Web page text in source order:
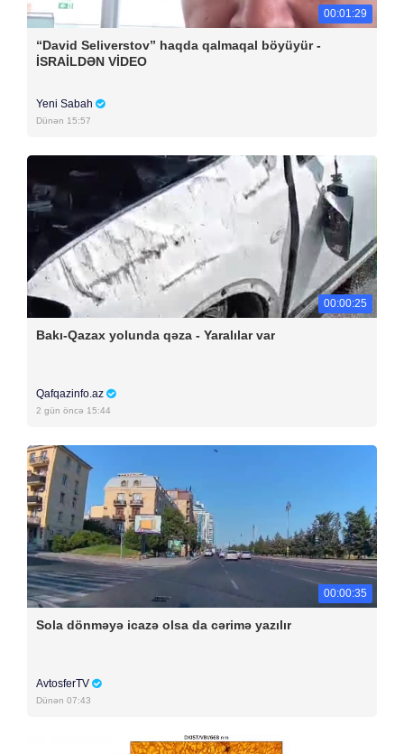
00:01:29
“David Seliverstov” haqda qalmaqal böyüyür -
İSRAİLDƏN VİDEO
Yeni Sabah
Dünən 15:57
00:00:25
Bakı-Qazax yolunda qəza - Yaralılar var
Qafqazinfo.az
2 gün öncə 15:44
00:00:35
Sola dönməyə icazə olsa da cərimə yazılır
AvtosferTV
Dünən 07:43